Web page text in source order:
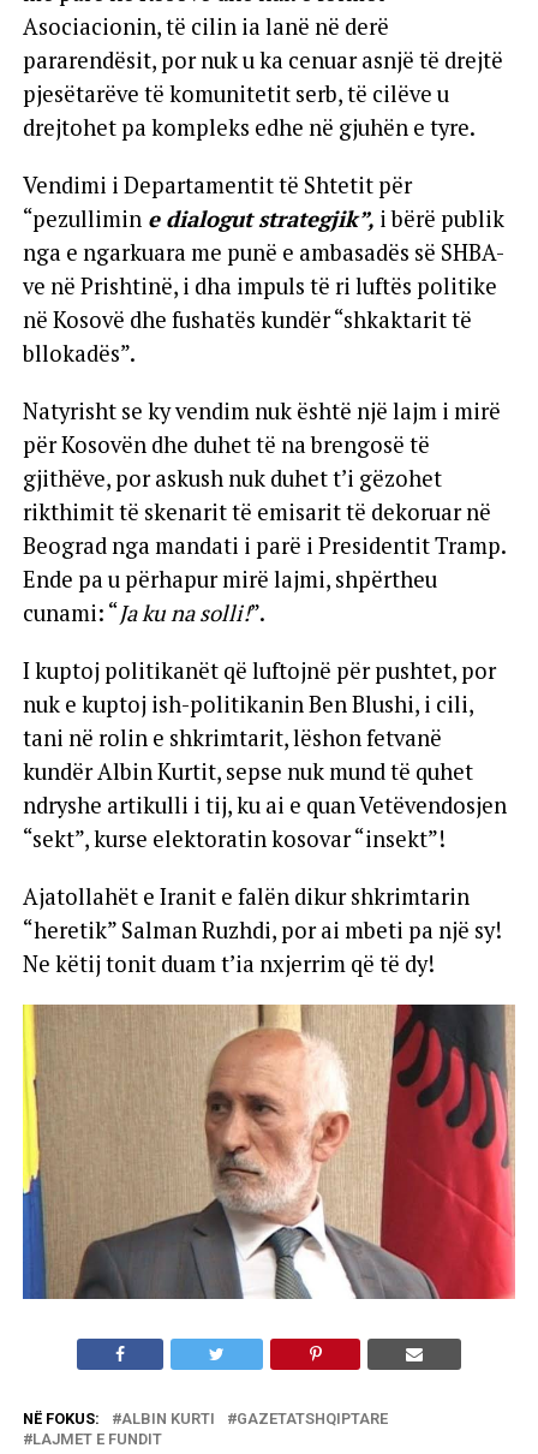
Asociacionin, të cilin ia lanë në derë
pararendësit, por nuk u ka cenuar asnjë të drejtë
pjesëtarëve të komunitetit serb, të cilëve u
drejtohet pa kompleks edhe në gjuhën e tyre.
Vendimi i Departamentit të Shtetit për
“pezullimin e dialogut strategjik”, i bërë publik
nga e ngarkuara me punë e ambasadës së SHBA-
ve në Prishtinë, i dha impuls të ri luftës politike
në Kosovë dhe fushatës kundër “shkaktarit të
bllokadës”.
Natyrisht se ky vendim nuk është një lajm i mirë
për Kosovën dhe duhet të na brengosë të
gjithëve, por askush nuk duhet t’i gëzohet
rikthimit të skenarit të emisarit të dekoruar në
Beograd nga mandati i parë i Presidentit Tramp.
Ende pa u përhapur mirë lajmi, shpërtheu
cunami: “Ja ku na solli!”.
I kuptoj politikanët që luftojnë për pushtet, por
nuk e kuptoj ish-politikanin Ben Blushi, i cili,
tani në rolin e shkrimtarit, lëshon fetvanë
kundër Albin Kurtit, sepse nuk mund të quhet
ndryshe artikulli i tij, ku ai e quan Vetëvendosjen
“sekt”, kurse elektoratin kosovar “insekt”!
Ajatollahët e Iranit e falën dikur shkrimtarin
“heretik” Salman Ruzhdi, por ai mbeti pa një sy!
Ne këtij tonit duam t’ia nxjerrim që të dy!
NË FOKUS: ALBIN KURTI
GAZETATSHQIPTARE
LAJMET E FUNDIT